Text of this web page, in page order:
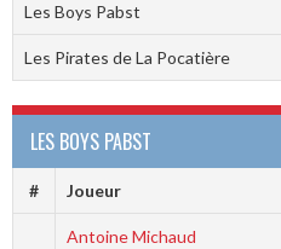
Les Boys Pabst
Les Pirates de La Pocatière
LES BOYS PABST
# Joueur
Antoine Michaud